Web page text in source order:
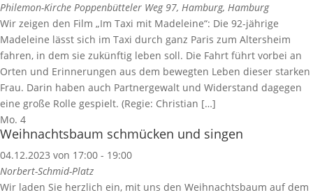
Philemon-Kirche Poppenbütteler Weg 97, Hamburg, Hamburg
Wir zeigen den Film „Im Taxi mit Madeleine“: Die 92-jährige
Madeleine lässt sich im Taxi durch ganz Paris zum Altersheim
fahren, in dem sie zukünftig leben soll. Die Fahrt führt vorbei an
Orten und Erinnerungen aus dem bewegten Leben dieser starken
Frau. Darin haben auch Partnergewalt und Widerstand dagegen
eine große Rolle gespielt. (Regie: Christian […]
Mo. 4
Weihnachtsbaum schmücken und singen
04.12.2023 von 17:00 - 19:00
Norbert-Schmid-Platz
Wir laden Sie herzlich ein, mit uns den Weihnachtsbaum auf dem